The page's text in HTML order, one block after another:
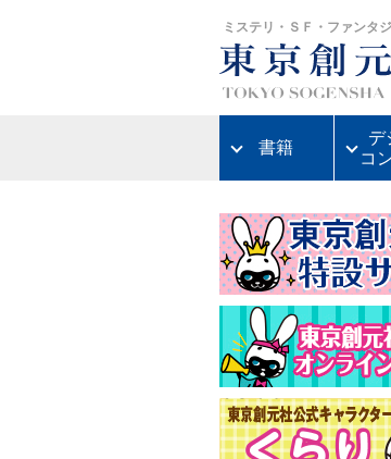
ミステリ・ＳＦ・ファンタ
書籍
デ
コ